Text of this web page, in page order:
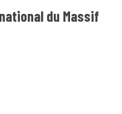
du Massif